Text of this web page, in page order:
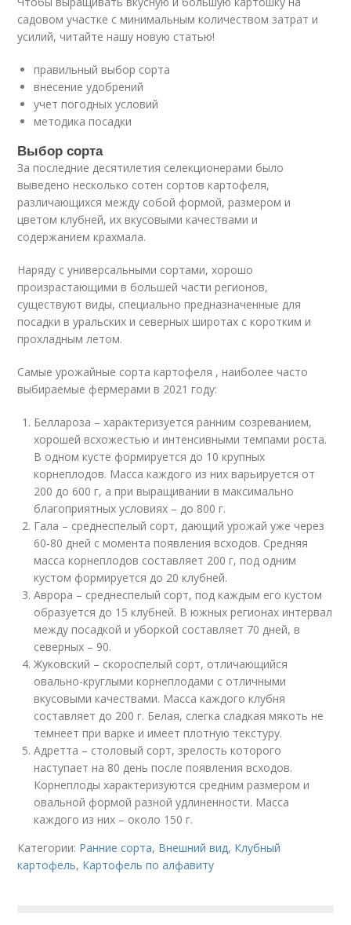
садовом участке с минимальным количеством затрат и
усилий, читайте нашу новую статью!
правильный выбор сорта
внесение удобрений
учет погодных условий
методика посадки
Выбор сорта
За последние десятилетия селекционерами было
выведено несколько сотен сортов картофеля,
различающихся между собой формой, размером и
цветом клубней, их вкусовыми качествами и
содержанием крахмала.
Наряду с универсальными сортами, хорошо
произрастающими в большей части регионов,
существуют виды, специально предназначенные для
посадки в уральских и северных широтах с коротким и
прохладным летом.
Самые урожайные сорта картофеля , наиболее часто
выбираемые фермерами в 2021 году:
Беллароза – характеризуется ранним созреванием,
хорошей всхожестью и интенсивными темпами роста.
В одном кусте формируется до 10 крупных
корнеплодов. Масса каждого из них варьируется от
200 до 600 г, а при выращивании в максимально
благоприятных условиях – до 800 г.
Гала – среднеспелый сорт, дающий урожай уже через
60-80 дней с момента появления всходов. Средняя
масса корнеплодов составляет 200 г, под одним
кустом формируется до 20 клубней.
Аврора – среднеспелый сорт, под каждым его кустом
образуется до 15 клубней. В южных регионах интервал
между посадкой и уборкой составляет 70 дней, в
северных – 90.
Жуковский – скороспелый сорт, отличающийся
овально-круглыми корнеплодами с отличными
вкусовыми качествами. Масса каждого клубня
составляет до 200 г. Белая, слегка сладкая мякоть не
темнеет при варке и имеет плотную текстуру.
Адретта – столовый сорт, зрелость которого
наступает на 80 день после появления всходов.
Корнеплоды характеризуются средним размером и
овальной формой разной удлиненности. Масса
каждого из них – около 150 г.
Категории: Ранние сорта, Внешний вид, Клубный
картофель, Картофель по алфавиту